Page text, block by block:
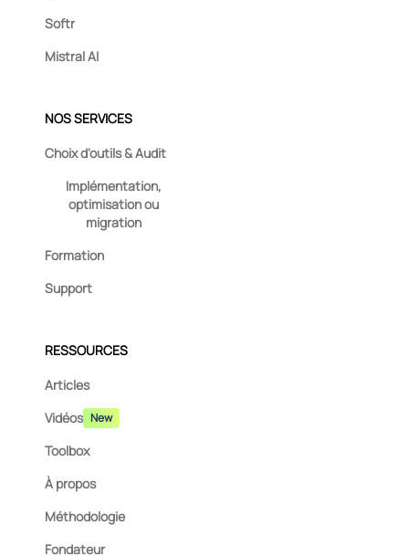
Softr
Mistral AI
NOS SERVICES
Choix d'outils & Audit
Implémentation,
optimisation ou
migration
Formation
Support
RESSOURCES
Articles
Vidéos New
Toolbox
À propos
Méthodologie
Fondateur